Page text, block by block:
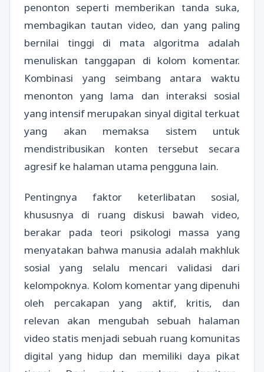
penonton seperti memberikan tanda suka,
membagikan tautan video, dan yang paling
bernilai tinggi di mata algoritma adalah
menuliskan tanggapan di kolom komentar.
Kombinasi yang seimbang antara waktu
menonton yang lama dan interaksi sosial
yang intensif merupakan sinyal digital terkuat
yang akan memaksa sistem untuk
mendistribusikan konten tersebut secara
agresif ke halaman utama pengguna lain.
Pentingnya faktor keterlibatan sosial,
khususnya di ruang diskusi bawah video,
berakar pada teori psikologi massa yang
menyatakan bahwa manusia adalah makhluk
sosial yang selalu mencari validasi dari
kelompoknya. Kolom komentar yang dipenuhi
oleh percakapan yang aktif, kritis, dan
relevan akan mengubah sebuah halaman
video statis menjadi sebuah ruang komunitas
digital yang hidup dan memiliki daya pikat